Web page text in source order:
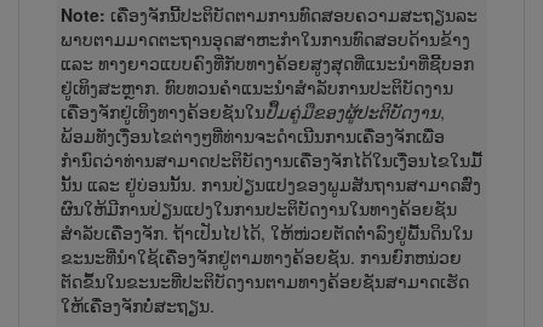
Note: ເຄື່ອງຈັກນີ້ປະຕິບັດຕາມການທົດສອບຄວາມສະຖຽນລະ
ພາບຕາມມາດຕະຖານອຸດສາຫະກຳໃນການທົດສອບດ້ານຂ້າງ
ແລະ ທາງຍາວແບບຄົງທີ່ກັບທາງຄ້ອຍສູງສຸດທີ່ແນະນຳທີ່ຊີ້ບອກ
ຢູ່ເທິງສະຫຼາກ. ທົບທວນຄຳແນະນຳສຳລັບການປະຕິບັດງານ
ເຄື່ອງຈັກຢູ່ເທິງທາງຄ້ອຍຊັນໃນປຶ້ມຄູ່ມືຂອງຜູ້ປະຕິບັດງານ,
ພ້ອມທັງເງື່ອນໄຂຕ່າງໆທີ່ທ່ານຈະດຳເນີນການເຄື່ອງຈັກເພື່ອ
ກຳນົດວ່າທ່ານສາມາດປະຕິບັດງານເຄື່ອງຈັກໄດ້ໃນເງື່ອນໄຂໃນມື້
ນັ້ນ ແລະ ຢູ່ບ່ອນນັ້ນ. ການປ່ຽນແປງຂອງພູມສັນຖານສາມາດສົ່ງ
ຜົນໃຫ້ມີການປ່ຽນແປງໃນການປະຕິບັດງານໃນທາງຄ້ອຍຊັນ
ສຳລັບເຄື່ອງຈັກ. ຖ້າເປັນໄປໄດ້, ໃຫ້ໜ່ວຍຕັດຕ່ຳລົງຢູ່ພື້ນດິນໃນ
ຂະນະທີ່ນຳ​ໃຊ້ເຄື່ອງຈັກຢູ່ຕາມທາງຄ້ອຍຊັນ. ການຍົກຫນ່ວຍ
ຕັດຂຶ້ນໃນຂະນະທີ່ປະຕິບັດງານຕາມທາງຄ້ອຍຊັນສາມາດເຮັດ
ໃຫ້ເຄື່ອງຈັກບໍ່ສະຖຽນ.